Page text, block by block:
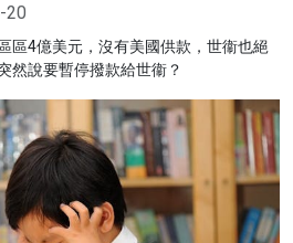
20
區4億美元，沒有美國供款，世衞也絕
然說要暫停撥款給世衞？